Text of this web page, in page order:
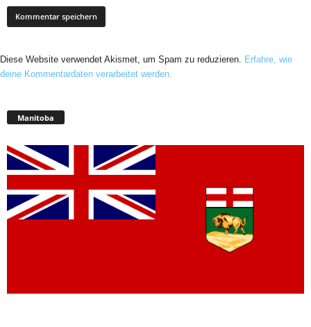
Diese Website verwendet Akismet, um Spam zu reduzieren. Erfahre, wie
deine Kommentardaten verarbeitet werden.
Manitoba